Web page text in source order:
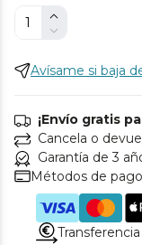
Avísame si baja
¡Envío gratis
Cancela o
Garantía de 3
Métodos de